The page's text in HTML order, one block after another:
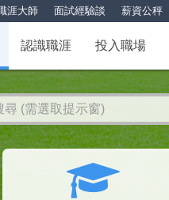
涯大師 面試經驗談 薪資公秤
認識職涯 投入職場